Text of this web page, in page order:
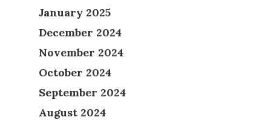
January 2025
December 2024
November 2024
October 2024
September 2024
August 2024